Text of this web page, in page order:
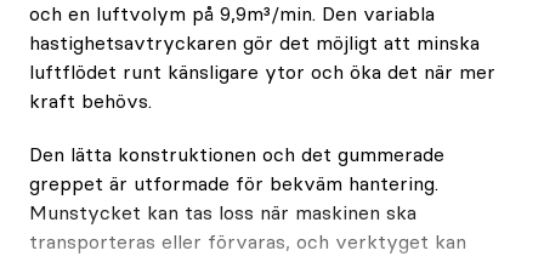
och en luftvolym på 9,9m³/min. Den variabla
hastighetsavtryckaren gör det möjligt att minska
luftflödet runt känsligare ytor och öka det när mer
kraft behövs.
Den lätta konstruktionen och det gummerade
greppet är utformade för bekväm hantering.
Munstycket kan tas loss när maskinen ska
transporteras eller förvaras, och verktyget kan